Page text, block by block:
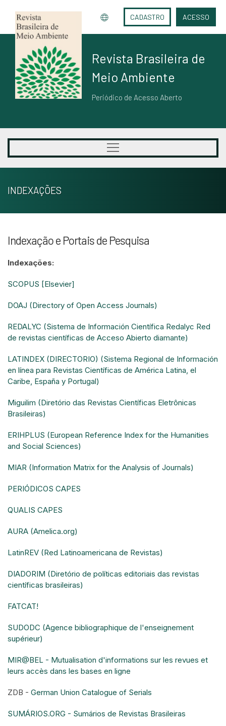
CADASTRO ACESSO
Revista Brasileira de
Meio Ambiente
Periódico de Acesso Aberto
INDEXAÇÕES
Indexação e Portais de Pesquisa
Indexações:
SCOPUS [Elsevier]
DOAJ (Directory of Open Access Journals)
REDALYC (Sistema de Información Científica Redalyc Red
de revistas científicas de Acceso Abierto diamante)
LATINDEX (DIRECTORIO) (Sistema Regional de Información
en línea para Revistas Científicas de América Latina, el
Caribe, España y Portugal)
Miguilim (Diretório das Revistas Científicas Eletrônicas
Brasileiras)
ERIHPLUS (European Reference Index for the Humanities
and Social Sciences)
MIAR (Information Matrix for the Analysis of Journals)
PERIÓDICOS CAPES
QUALIS CAPES
AURA (Amelica.org)
LatinREV (Red Latinoamericana de Revistas)
DIADORIM (Diretório de políticas editoriais das revistas
científicas brasileiras)
FATCAT!
SUDODC (Agence bibliographique de l'enseignement
supérieur)
MIR@BEL - Mutualisation d'informations sur les revues et
leurs accès dans les bases en ligne
ZDB - German Union Catalogue of Serials
SUMÁRIOS.ORG - Sumários de Revistas Brasileiras